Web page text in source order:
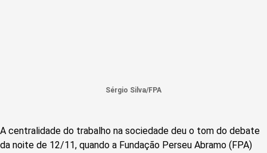
Sérgio Silva/FPA
A centralidade do trabalho na sociedade deu o tom do debate
da noite de 12/11, quando a Fundação Perseu Abramo (FPA)